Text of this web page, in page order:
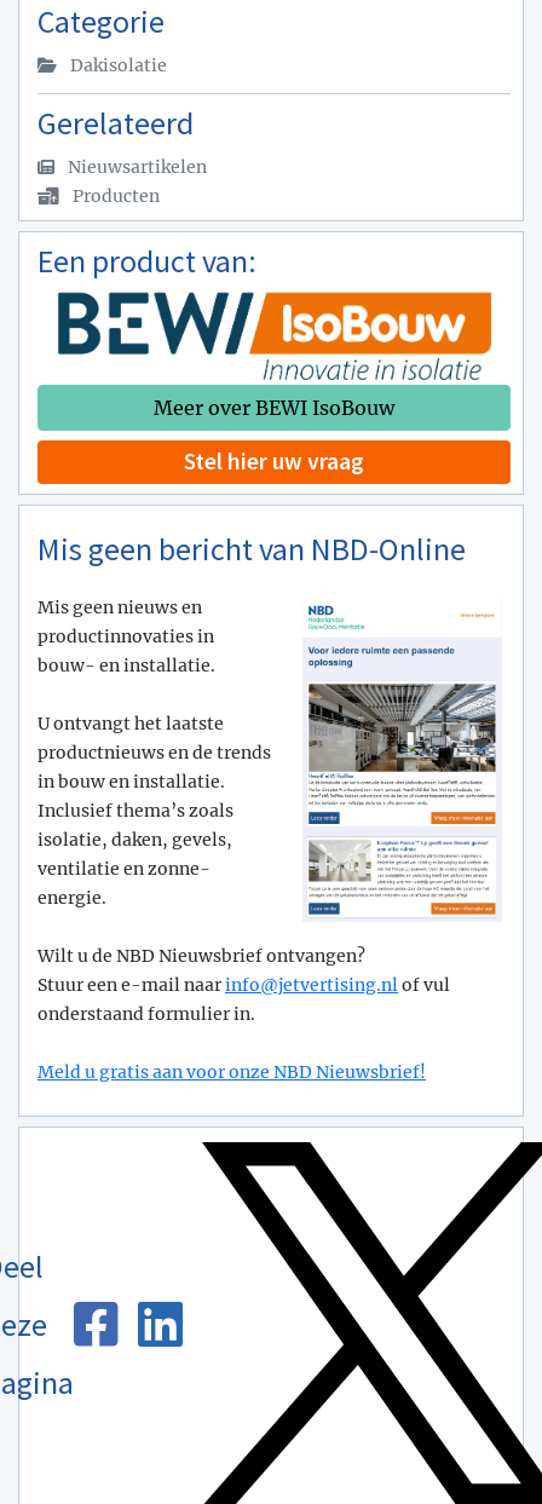
Categorie
Dakisolatie
Gerelateerd
Nieuwsartikelen
Producten
Een product van:
Meer over BEWI IsoBouw
Stel hier uw vraag
Mis geen bericht van NBD-Online
Mis geen nieuws en
productinnovaties in
bouw- en installatie.
U ontvangt het laatste
productnieuws en de trends
in bouw en installatie.
Inclusief thema’s zoals
isolatie, daken, gevels,
ventilatie en zonne-
energie.
Wilt u de NBD Nieuwsbrief ontvangen?
Stuur een e-mail naarinfo@­jetvertising.nlof vul
onderstaand formulier in.
Meld u gratis aan voor onze NBD Nieuwsbrief!